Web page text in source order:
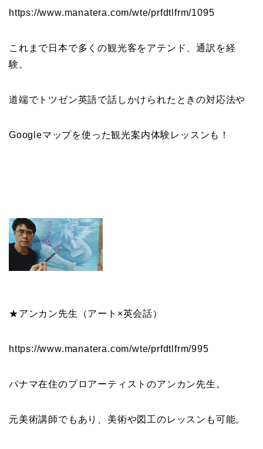
https://www.manatera.com/wte/prfdtlfrm/1095
これまで日本で多くの観光客をアテンド、通訳を経
験。
道端でトツゼン英語で話しかけられたときの対応法や
Googleマップを使った観光案内体験レッスンも！
★アンカン先生（アート×英会話）
https://www.manatera.com/wte/prfdtlfrm/995
パナマ在住のプロアーティストのアンカン先生。
元美術講師でもあり、美術や図工のレッスンも可能。